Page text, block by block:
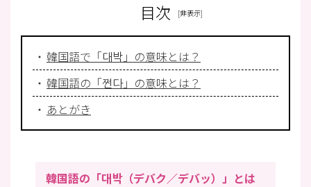
目次
韓国語で「대박」の意味とは？
韓国語の「쩐다」の意味とは？
あとがき
韓国語の「대박（デバク／デバッ）」とは